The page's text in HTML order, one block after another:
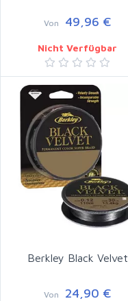
Von 49,96 €
Nicht Verfügbar
Berkley Black Velvet
Von 24,90 €